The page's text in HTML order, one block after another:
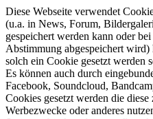
Diese Webseite verwendet
(u.a. in News, Forum,
gespeichert werden kann oder
Abstimmung abgespeichert
solch ein Cookie gesetzt werden
Es können auch durch
Facebook, Soundcloud,
Cookies gesetzt werden die diese
Werbezwecke oder anderes